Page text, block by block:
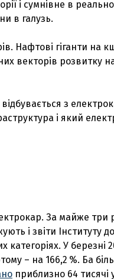
і сумнівне в
в галузь.
Нафтові гіганти на
векторів розвитку
з
і який
За майже
і звіти Інституту
У березні
– на 166,2 %. Ба
приблизно 64 тисячі